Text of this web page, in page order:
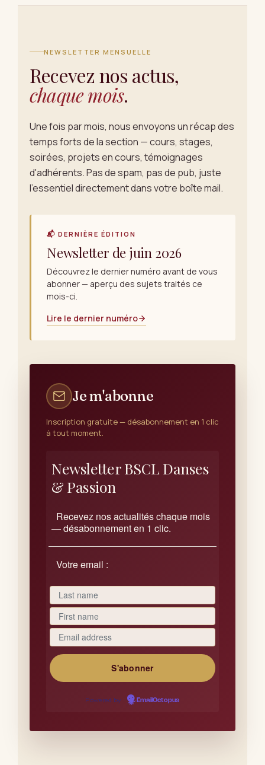
NEWSLETTER MENSUELLE
Recevez nos actus,
chaque mois.
Une fois par mois, nous envoyons un récap des
temps forts de la section — cours, stages,
soirées, projets en cours, témoignages
d'adhérents. Pas de spam, pas de pub, juste
l'essentiel directement dans votre boîte mail.
📬 DERNIÈRE ÉDITION
Newsletter de juin 2026
Découvrez le dernier numéro avant de vous
abonner — aperçu des sujets traités ce
mois-ci.
Lire le dernier numéro
Je m'abonne
Inscription gratuite — désabonnement en 1 clic
à tout moment.
Newsletter BSCL Danses
& Passion
Recevez nos actualités chaque mois
— désabonnement en 1 clic.
Votre email :
Powered by EmailOctopus